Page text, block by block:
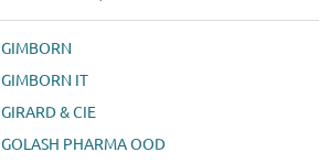
GIMBORN
GIMBORN IT
GIRARD & CIE
GOLASH PHARMA OOD